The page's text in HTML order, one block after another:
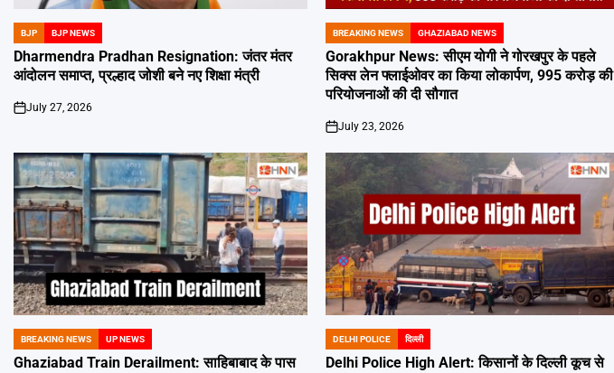
POSTED
IN
BJP BJP NEWS
Dharmendra Pradhan Resignation: जंतर मंतर
आंदोलन समाप्त, प्रल्हाद जोशी बने नए शिक्षा मंत्री
on
July 27, 2026
POSTED
IN
BREAKING NEWS GHAZIABAD NEWS
Gorakhpur News: सीएम योगी ने गोरखपुर के पहले
सिक्स लेन फ्लाईओवर का किया लोकार्पण, 995 करोड़ की
परियोजनाओं की दी सौगात
on
July 23, 2026
POSTED
IN
BREAKING NEWS UP NEWS
Ghaziabad Train Derailment: साहिबाबाद के पास
POSTED
IN
DELHI POLICE दिल्ली
Delhi Police High Alert: किसानों के दिल्ली कूच से